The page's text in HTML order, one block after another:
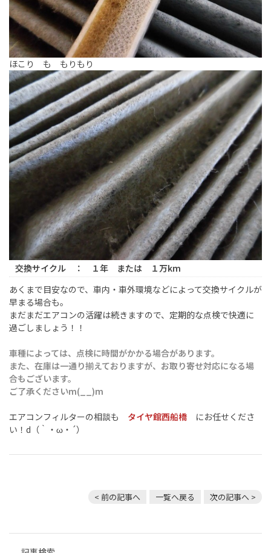
ほこり も もりもり
交換サイクル ： １年 または １万km
あくまで目安なので、車内・車外環境などによって交換サイクルが
早まる場合も。
まだまだエアコンの活躍は続きますので、定期的な点検で快適に
過ごしましょう！！
車種によっては、点検に時間がかかる場合があります。
また、在庫は一通り揃えておりますが、お取り寄せ対応になる場
合もございます。
ご了承くださいm(__)m
エアコンフィルターの相談も タイヤ館西船橋 にお任せくださ
い！d（｀・ω・´）
< 前の記事へ 一覧へ戻る 次の記事へ >